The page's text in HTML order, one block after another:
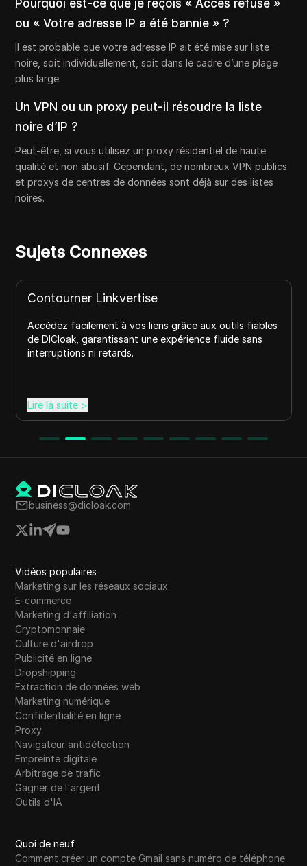
Pourquoi est-ce que je reçois « Accès refusé »
ou « Votre adresse IP a été bannie » ?
Il est probable que votre adresse IP ait été mise sur liste
noire, soit individuellement, soit dans le cadre d’une plage
plus large.
Un VPN ou un proxy peut-il résoudre la liste
noire d’IP ?
Peut-être, si vous utilisez un proxy résidentiel de haute
qualité et non abusif. Cependant, de nombreux VPN publics
et proxys de centres de données sont déjà sur des listes
noires.
Sujets Connexes
Contourner Linkvertise
Accédez facilement à vos liens grâce aux outils fiables
de DICloak, garantissant une expérience fluide sans
interruptions ni retards.
Lire la suite>
business@dicloak.com
Vidéos populaires
Marketing sur les réseaux sociaux
E-commerce
Marketing d'affiliation
Cryptomonnaie
Culture d'airdrop
Publicité en ligne
Dropshipping
Extraction de données web
Marketing numérique
Confidentialité en ligne
Proxy
Navigateur antidétection
Empreinte digitale
Arbitrage de trafic
Gagner de l'argent
Outils d'IA
Quoi de neuf
Comment créer un compte Gmail sans numéro de téléphone